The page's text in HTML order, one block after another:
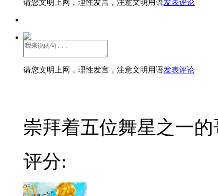
请您文明上网，理性发言，注意文明用语发表评论
请您文明上网，理性发言，注意文明用语发表评论
崇拜着五位舞星之一
评分: